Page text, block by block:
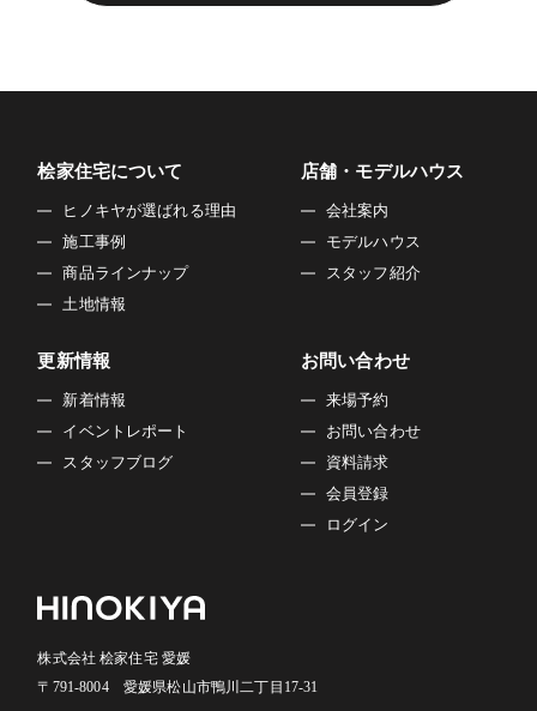
桧家住宅について
ヒノキヤが選ばれる理由
施工事例
商品ラインナップ
土地情報
店舗・モデルハウス
会社案内
モデルハウス
スタッフ紹介
更新情報
新着情報
イベントレポート
スタッフブログ
お問い合わせ
来場予約
お問い合わせ
資料請求
会員登録
ログイン
株式会社 桧家住宅 愛媛
〒791-8004 愛媛県松山市鴨川二丁目17-31